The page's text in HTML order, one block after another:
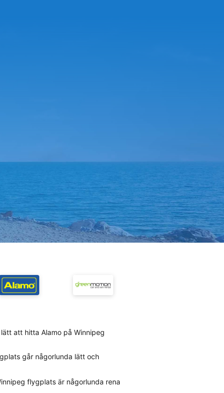
att hitta Alamo på Winnipeg
går någorlunda lätt och
flygplats är någorlunda rena